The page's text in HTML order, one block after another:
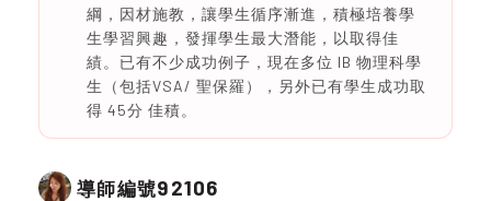
綱，因材施教，讓學生循序漸進，積極培養學
生學習興趣，發揮學生最大潛能，以取得佳
績。已有不少成功例子，現在多位 IB 物理科學
生（包括VSA/ 聖保羅），另外已有學生成功取
得 45分 佳積。
導師編號92106